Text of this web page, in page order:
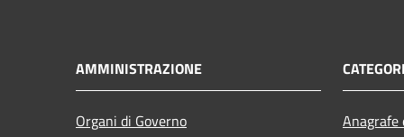
AMMINISTRAZIONE
Organi di Governo